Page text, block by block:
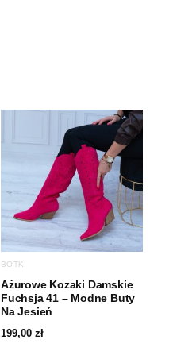
BOTKI
Ażurowe Kozaki Damskie
Fuchsja 41 – Modne Buty
Na Jesień
199,00 zł